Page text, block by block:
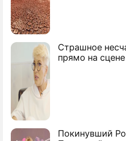
Страшное
прямо на
Покинувший